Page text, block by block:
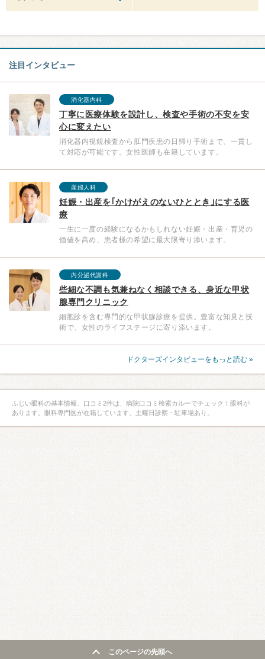
注目インタビュー
消化器内科
丁寧に医療体験を設計し、検査や手術の不安を安
心に変えたい
消化器内視鏡検査から肛門疾患の日帰り手術まで、一貫し
て対応が可能です。女性医師も在籍しています。
産婦人科
妊娠・出産を｢かけがえのないひととき｣にする医
療
一生に一度の経験になるかもしれない妊娠・出産・育児の
価値を高め、患者様の希望に最大限寄り添います。
内分泌代謝科
些細な不調も気兼ねなく相談できる、身近な甲状
腺専門クリニック
細胞診を含む専門的な甲状腺診療を提供。豊富な知見と技
術で、女性のライフステージに寄り添います。
ドクターズインタビューをもっと読む »
ふじい眼科の基本情報、口コミ2件は、病院口コミ検索カルーでチェック！眼科が
あります。眼科専門医が在籍しています。土曜日診察・駐車場あり。
このページの先頭へ